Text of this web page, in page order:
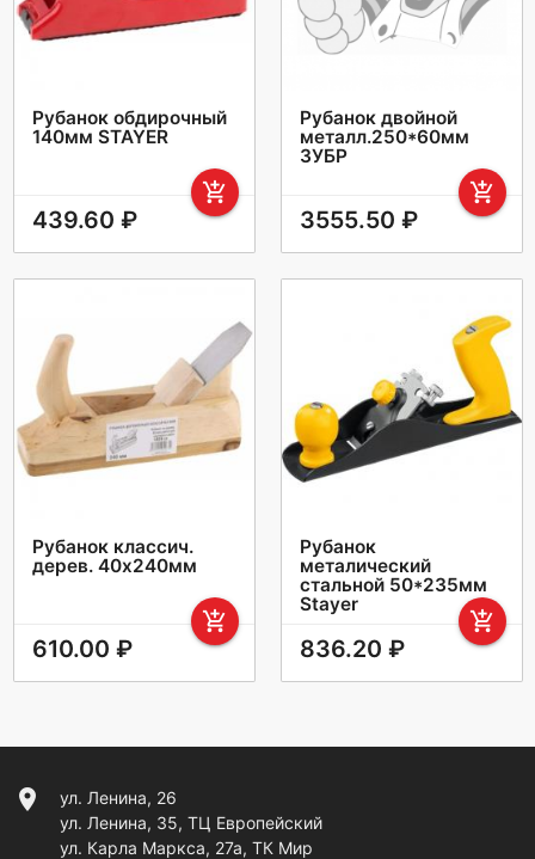
Рубанок обдирочный
140мм STAYER
add_shopping_cart
439.60 ₽
Рубанок двойной
металл.250*60мм
ЗУБР
add_shopping_cart
3555.50 ₽
Рубанок классич.
дерев. 40х240мм
add_shopping_cart
610.00 ₽
Рубанок
металический
стальной 50*235мм
Stayer
add_shopping_cart
836.20 ₽
location_on
ул. Ленина, 26
ул. Ленина, 35, ТЦ Европейский
ул. Карла Маркса, 27а, ТК Мир